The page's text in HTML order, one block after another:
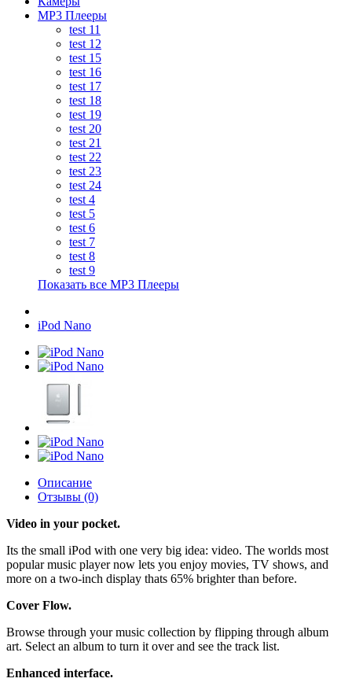
MP3 Плееры
test 11
test 12
test 15
test 16
test 17
test 18
test 19
test 20
test 21
test 22
test 23
test 24
test 4
test 5
test 6
test 7
test 8
test 9
Показать все MP3 Плееры
iPod Nano
Описание
Отзывы (0)
Video in your pocket.
Its the small iPod with one very big idea: video. The worlds most
popular music player now lets you enjoy movies, TV shows, and
more on a two-inch display thats 65% brighter than before.
Cover Flow.
Browse through your music collection by flipping through album
art. Select an album to turn it over and see the track list.
Enhanced interface.